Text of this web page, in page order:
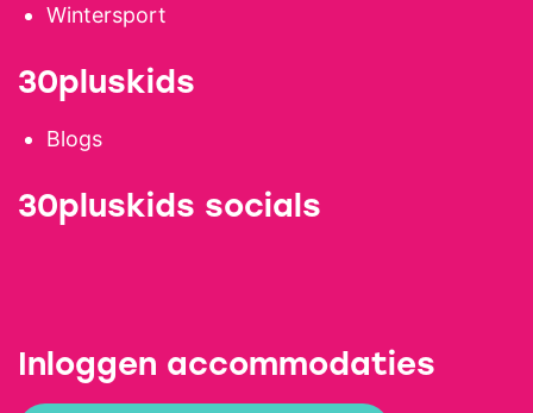
Wintersport
30pluskids
Blogs
30pluskids socials
Inloggen accommodaties